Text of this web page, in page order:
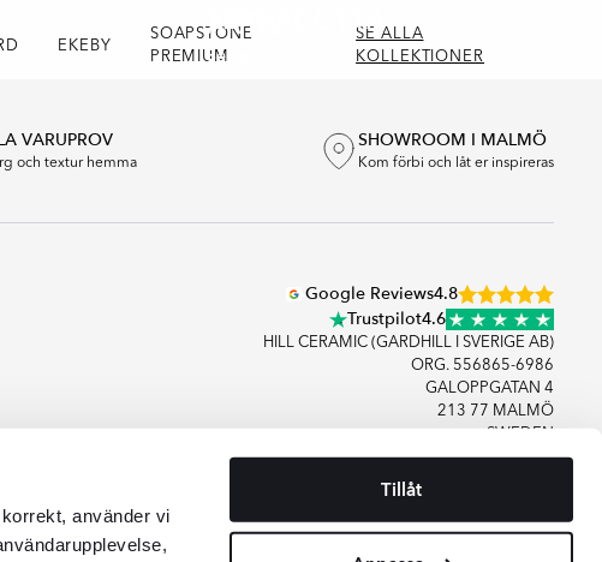
använder vi
Tillåt
EKEBY
SOAPSTONE
PREMIUM
SE ALLA
KOLLEKTIONER
TERRACOTTA
Serie
ARTIS
Serie
VARUPROV
och textur hemma
SHOWROOM I MALMÖ
Kom förbi och låt er inspireras
Google Reviews4.8
Trustpilot4.6
HILL CERAMIC (GARDHILL I SVERIGE AB)
ORG. 556865-6986
GALOPPGATAN 4
213 77 MALMÖ
SWEDEN
KONTAKTA OSS